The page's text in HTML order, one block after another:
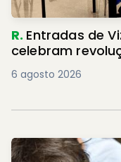
R. Entradas de
celebram
6 agosto 2026